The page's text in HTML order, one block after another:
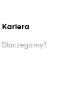
Kariera
Dlaczego my?